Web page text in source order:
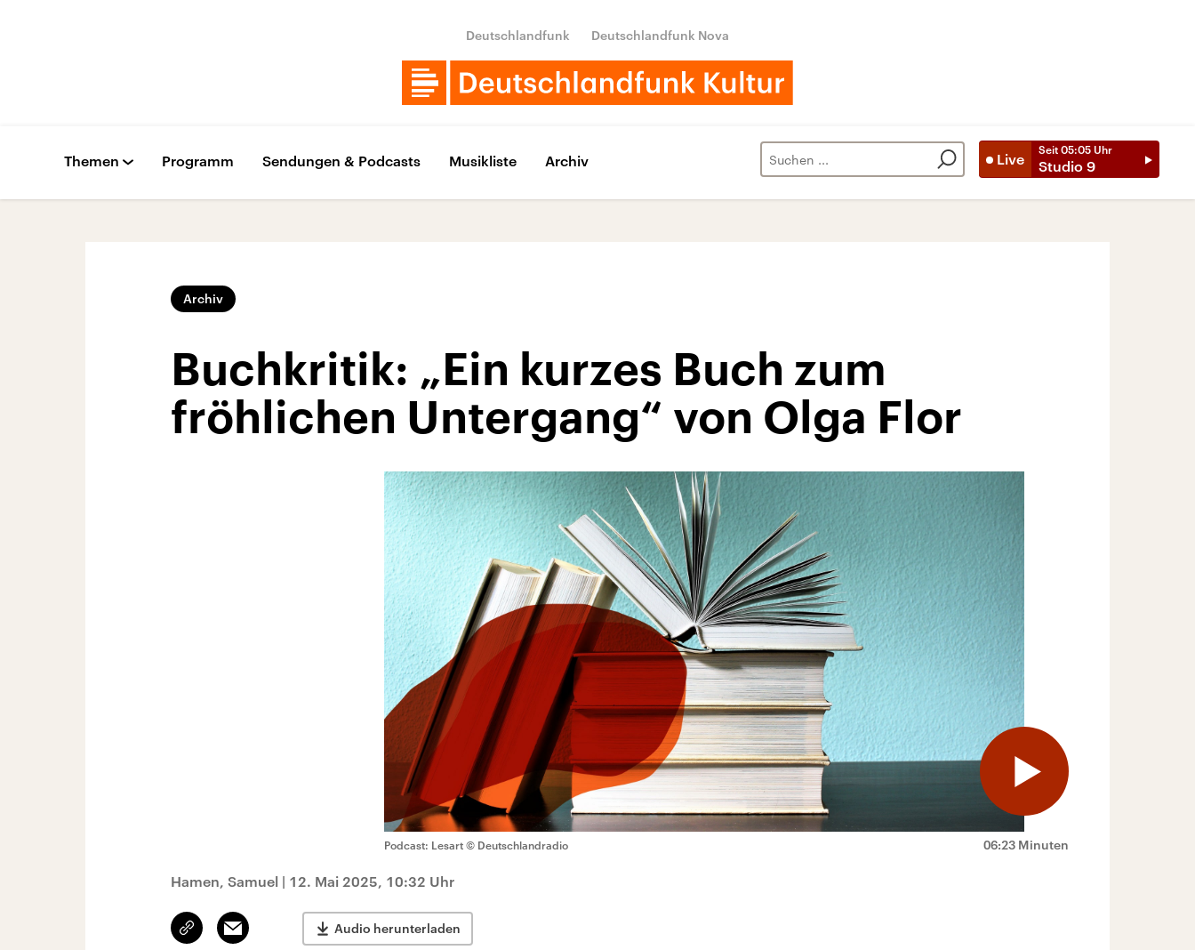
Deutschlandfunk Deutschlandfunk Nova
Live
Seit 05:05 Uhr
Studio 9
Themen Programm Sendungen & Podcasts Musikliste Archiv
Archiv
Buchkritik: „Ein kurzes Buch zum
fröhlichen Untergang“ von Olga Flor
06:23 Minuten
Podcast: Lesart © Deutschlandradio
Hamen, Samuel | 12. Mai 2025, 10:32 Uhr
Link
kopieren/teilen
Email Audio herunterladen